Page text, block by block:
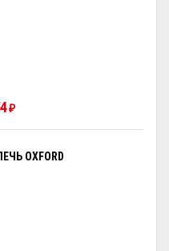
₽
OXFORD